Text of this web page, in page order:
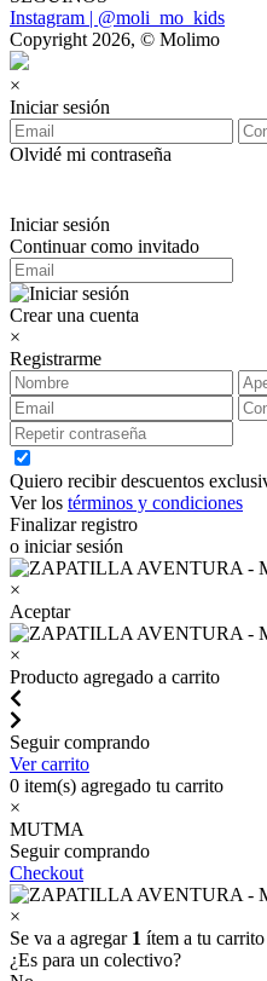
Instagram | @moli_mo_kids
Copyright 2026, © Molimo
×
Iniciar sesión
Olvidé mi contraseña
Iniciar sesión
Continuar como invitado
Crear una cuenta
×
Registrarme
Quiero recibir descuentos
Ver los términos y condiciones
Finalizar registro
o iniciar sesión
×
Aceptar
×
Producto agregado a carrito
Seguir comprando
Ver carrito
0 item(s) agregado tu carrito
×
MUTMA
Seguir comprando
Checkout
×
Se va a agregar 1 ítem a tu carrito
¿Es para un colectivo?